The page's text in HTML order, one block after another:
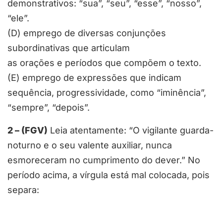
demonstrativos: “sua”, “seu”, “esse”, “nosso”,
“ele”.
(D) emprego de diversas conjunções
subordinativas que articulam
as orações e períodos que compõem o texto.
(E) emprego de expressões que indicam
sequência, progressividade, como “iminência”,
“sempre”, “depois”.
2 – (FGV) Leia atentamente: “O vigilante guarda-
noturno e o seu valente auxiliar, nunca
esmoreceram no cumprimento do dever.” No
período acima, a vírgula está mal colocada, pois
separa: